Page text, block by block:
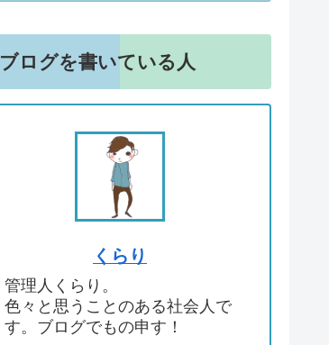
ブログを書いている人
くらり
管理人くらり。
色々と思うことのある社会人で
す。ブログでもの申す！